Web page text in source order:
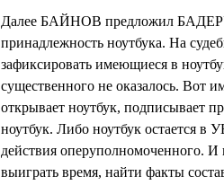
Далее БАЙНОВ предложил БАДЕРУ
принадлежность ноутбука. На
зафиксировать имеющиеся в
существенного не оказалось.
открывает ноутбук, подписывает
ноутбук. Либо ноутбук остается в
действия оперуполномоченного.
выиграть время, найти факты